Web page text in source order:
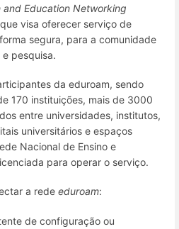
and Education Networking
visa oferecer serviço de
segura, para a comunidade
pesquisa.
da eduroam, sendo
170 instituições, mais de 3000
entre universidades, institutos,
universitários e espaços
Nacional de Ensino e
para operar o serviço.
a rede eduroam:
de configuração ou